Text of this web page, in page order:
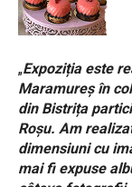
„Expoziția este
Maramureș în
din Bistrița
Roșu. Am
dimensiuni cu
mai fi expuse